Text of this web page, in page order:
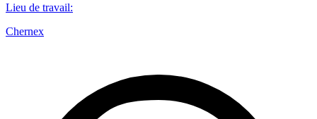
Lieu de travail:
Chernex